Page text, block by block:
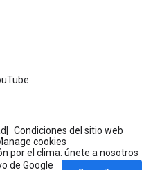
Condiciones del sitio web
cookies
por el clima: únete a nosotros
de Google